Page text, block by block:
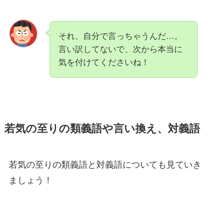
それ、自分で言っちゃうんだ…。
言い訳してないで、次から本当に
気を付けてくださいね！
若気の至りの類義語や言い換え、対義語
若気の至りの類義語と対義語についても見ていき
ましょう！